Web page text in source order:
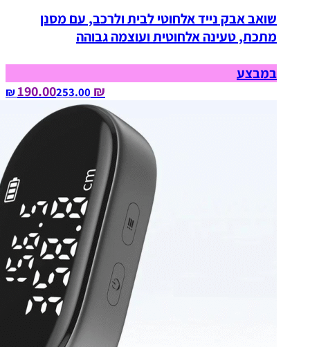
שואב אבק נייד אלחוטי לבית ולרכב, עם מסנן
מתכת, טעינה אלחוטית ועוצמה גבוהה
במבצע
₪ 190.00
253.00‏ ₪